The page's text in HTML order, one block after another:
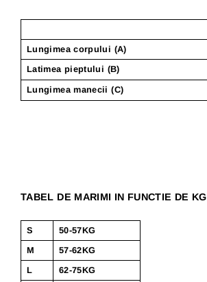
Lungimea corpului (A)
Latimea pieptului (B)
Lungimea manecii (C)
TABEL DE MARIMI IN FUNCTIE DE KG
S
50-57KG
M
57-62KG
L
62-75KG